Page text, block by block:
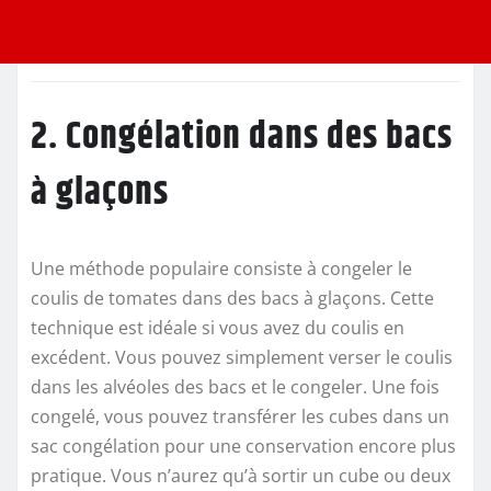
2. Congélation dans des bacs
à glaçons
Une méthode populaire consiste à congeler le
coulis de tomates dans des bacs à glaçons. Cette
technique est idéale si vous avez du coulis en
excédent. Vous pouvez simplement verser le coulis
dans les alvéoles des bacs et le congeler. Une fois
congelé, vous pouvez transférer les cubes dans un
sac congélation pour une conservation encore plus
pratique. Vous n’aurez qu’à sortir un cube ou deux